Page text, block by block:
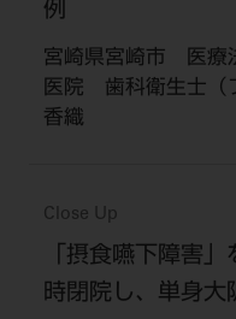
例
宮崎県宮崎市 医療
医院 歯科衛生士（
香織
Close Up
「摂食嚥下障害
時閉院し、単身大